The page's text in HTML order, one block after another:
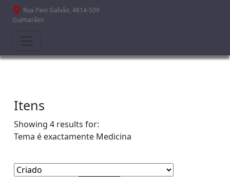
Passar para o conteúdo principal
Rua Paio Galvão, 4814-509
Guimarães
Itens
Showing 4 results for:
Tema é exactamente Medicina